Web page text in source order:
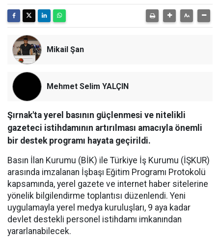
Mikail Şan
Mehmet Selim YALÇIN
Şırnak'ta yerel basının güçlenmesi ve nitelikli
gazeteci istihdamının artırılması amacıyla önemli
bir destek programı hayata geçirildi.
Basın İlan Kurumu (BİK) ile Türkiye İş Kurumu (İŞKUR)
arasında imzalanan İşbaşı Eğitim Programı Protokolü
kapsamında, yerel gazete ve internet haber sitelerine
yönelik bilgilendirme toplantısı düzenlendi. Yeni
uygulamayla yerel medya kuruluşları, 9 aya kadar
devlet destekli personel istihdamı imkanından
yararlanabilecek.